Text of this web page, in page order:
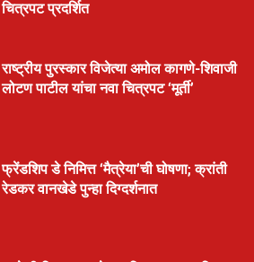
चित्रपट प्रदर्शित
राष्ट्रीय पुरस्कार विजेत्या अमोल कागणे-शिवाजी
लोटण पाटील यांचा नवा चित्रपट ‘मूर्ती’
फ्रेंडशिप डे निमित्त ‘मैत्रेया’ची घोषणा; क्रांती
रेडकर वानखेडे पुन्हा दिग्दर्शनात